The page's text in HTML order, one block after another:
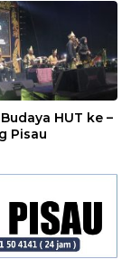
HUT ke –
Pisau